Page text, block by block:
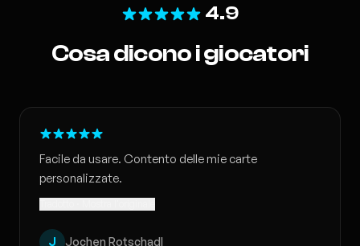
4.9
Cosa dicono i giocatori
Facile da usare. Contento delle mie carte
personalizzate.
J Jochen Rotschadl